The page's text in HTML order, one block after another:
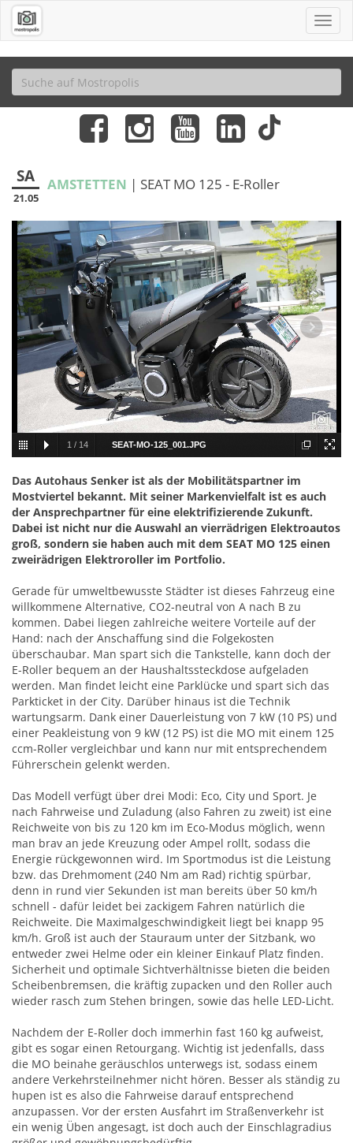
SA
21.05
AMSTETTEN | SEAT MO 125 - E-Roller
1 / 14 SEAT-MO-125_001.JPG
Das Autohaus Senker ist als der Mobilitätspartner im
Mostviertel bekannt. Mit seiner Markenvielfalt ist es auch
der Ansprechpartner für eine elektrifizierende Zukunft.
Dabei ist nicht nur die Auswahl an vierrädrigen Elektroautos
groß, sondern sie haben auch mit dem SEAT MO 125 einen
zweirädrigen Elektroroller im Portfolio.
Gerade für umweltbewusste Städter ist dieses Fahrzeug eine
willkommene Alternative, CO2-neutral von A nach B zu
kommen. Dabei liegen zahlreiche weitere Vorteile auf der
Hand: nach der Anschaffung sind die Folgekosten
überschaubar. Man spart sich die Tankstelle, kann doch der
E-Roller bequem an der Haushaltssteckdose aufgeladen
werden. Man findet leicht eine Parklücke und spart sich das
Parkticket in der City. Darüber hinaus ist die Technik
wartungsarm. Dank einer Dauerleistung von 7 kW (10 PS) und
einer Peakleistung von 9 kW (12 PS) ist die MO mit einem 125
ccm-Roller vergleichbar und kann nur mit entsprechendem
Führerschein gelenkt werden.
Das Modell verfügt über drei Modi: Eco, City und Sport. Je
nach Fahrweise und Zuladung (also Fahren zu zweit) ist eine
Reichweite von bis zu 120 km im Eco-Modus möglich, wenn
man brav an jede Kreuzung oder Ampel rollt, sodass die
Energie rückgewonnen wird. Im Sportmodus ist die Leistung
bzw. das Drehmoment (240 Nm am Rad) richtig spürbar,
denn in rund vier Sekunden ist man bereits über 50 km/h
schnell - dafür leidet bei zackigem Fahren natürlich die
Reichweite. Die Maximalgeschwindigkeit liegt bei knapp 95
km/h. Groß ist auch der Stauraum unter der Sitzbank, wo
entweder zwei Helme oder ein kleiner Einkauf Platz finden.
Sicherheit und optimale Sichtverhältnisse bieten die beiden
Scheibenbremsen, die kräftig zupacken und den Roller auch
wieder rasch zum Stehen bringen, sowie das helle LED-Licht.
Nachdem der E-Roller doch immerhin fast 160 kg aufweist,
gibt es sogar einen Retourgang. Wichtig ist jedenfalls, dass
die MO beinahe geräuschlos unterwegs ist, sodass einem
andere Verkehrsteilnehmer nicht hören. Besser als ständig zu
hupen ist es also die Fahrweise darauf entsprechend
anzupassen. Vor der ersten Ausfahrt im Straßenverkehr ist
ein wenig Üben angesagt, ist doch auch der Einschlagradius